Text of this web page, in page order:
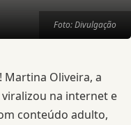
Foto: Divulgação
Martina Oliveira, a
viralizou na internet e
conteúdo adulto,